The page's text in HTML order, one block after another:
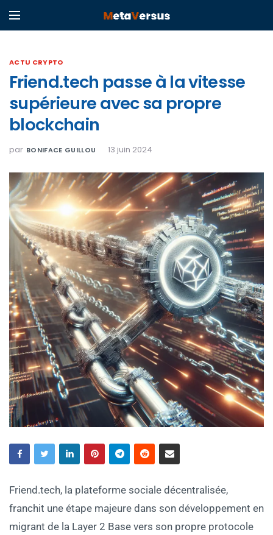
ACTU CRYPTO
Friend.tech passe à la vitesse
supérieure avec sa propre
blockchain
par BONIFACE GUILLOU 13 juin 2024
Friend.tech, la plateforme sociale décentralisée,
franchit une étape majeure dans son développement en
migrant de la Layer 2 Base vers son propre protocole